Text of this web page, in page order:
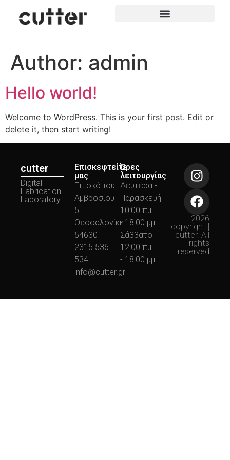
Author: admin
Hello world!
Welcome to WordPress. This is your first post. Edit or
delete it, then start writing!
cutter
Digital
Fabrication
Laboratory
Επισκεφτείτε
μας
Επισκόπου
Αμβροσίου
5
Θεσσαλονίκη
54630
2315 536
534
info@cutter.gr
Ώρες
λειτουργίας
Δευτέρα -
Παρασκευή
10:00 πμ
- 18:00 μμ
Σάββατο
12:00 πμ
- 18:00 μμ
2026
copyright |
cutter. All
rights
reserved